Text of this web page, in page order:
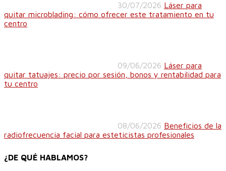
30/07/2026 Láser para
quitar microblading: cómo ofrecer este tratamiento en tu
centro
09/06/2026 Láser para
quitar tatuajes: precio por sesión, bonos y rentabilidad para
tu centro
08/06/2026 Beneficios de la
radiofrecuencia facial para esteticistas profesionales
¿DE QUÉ HABLAMOS?